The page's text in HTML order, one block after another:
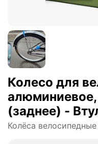
Колесо для
(заднее) -
типа (ножной
Колёса велосипедные